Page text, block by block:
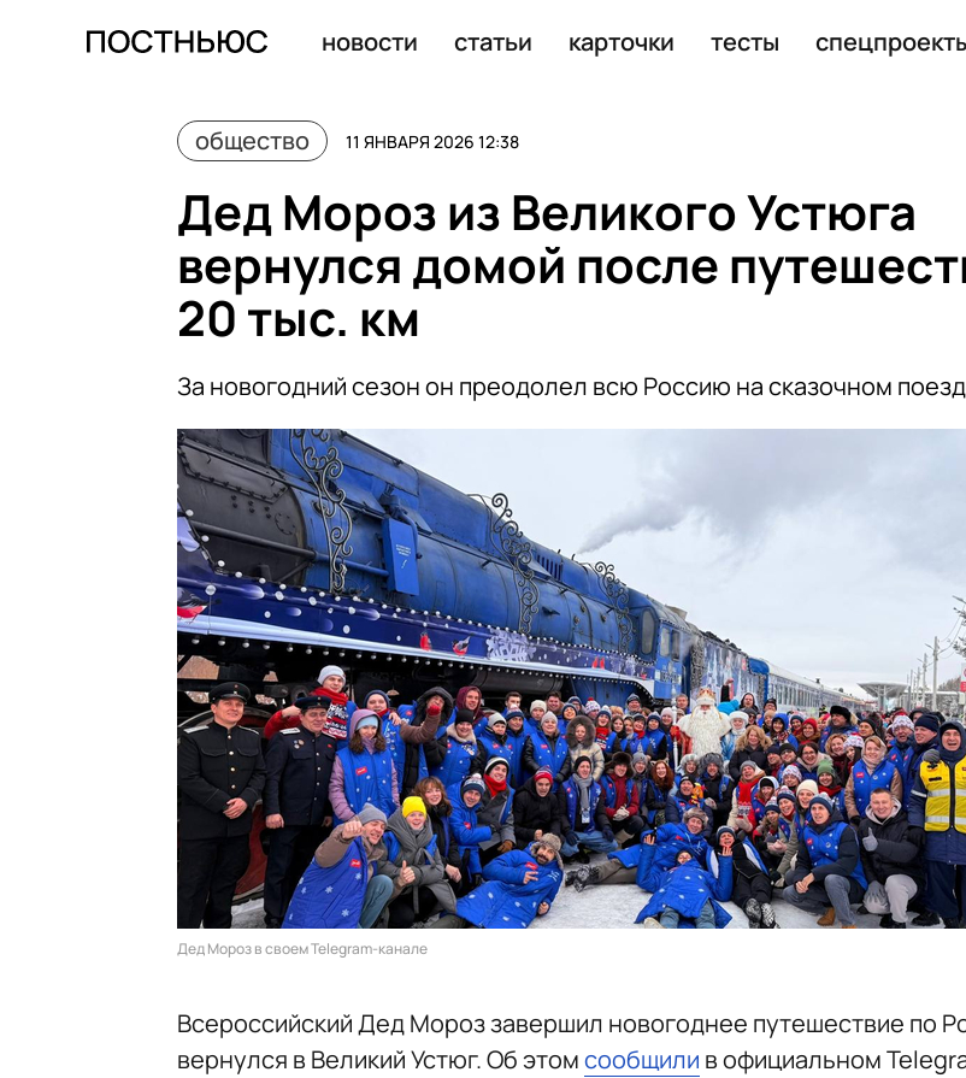
новости статьи карточки тесты
общество 11 ЯНВАРЯ 2026 12:38
Дед Мороз из Великого Устюга
вернулся домой после
20 тыс. км
За новогодний сезон он преодолел всю Россию на сказочном
Дед Мороз в своем Telegram-канале
Всероссийский Дед Мороз завершил новогоднее путешествие по
вернулся в Великий Устюг. Об этомсообщили в официальном